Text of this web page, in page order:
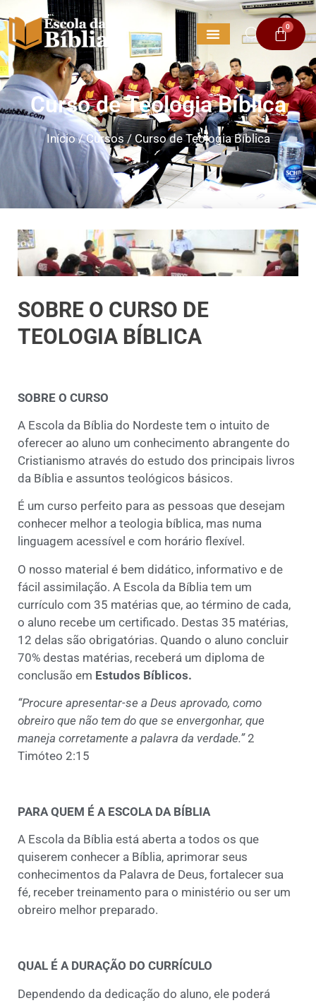
0
Curso de Teologia Bíblica
Início/Cursos/ Curso de Teologia Bíblica
SOBRE O CURSO DE
TEOLOGIA BÍBLICA
SOBRE O CURSO
A Escola da Bíblia do Nordeste tem o intuito de
oferecer ao aluno um conhecimento abrangente do
Cristianismo através do estudo dos principais livros
da Bíblia e assuntos teológicos básicos.
É um curso perfeito para as pessoas que desejam
conhecer melhor a teologia bíblica, mas numa
linguagem acessível e com horário flexível.
O nosso material é bem didático, informativo e de
fácil assimilação. A Escola da Bíblia tem um
currículo com 35 matérias que, ao término de cada,
o aluno recebe um certificado. Destas 35 matérias,
12 delas são obrigatórias. Quando o aluno concluir
70% destas matérias, receberá um diploma de
conclusão em Estudos Bíblicos.
“Procure apresentar-se a Deus aprovado, como
obreiro que não tem do que se envergonhar, que
maneja corretamente a palavra da verdade.”2
Timóteo 2:15
PARA QUEM É A ESCOLA DA BÍBLIA
A Escola da Bíblia está aberta a todos os que
quiserem conhecer a Bíblia, aprimorar seus
conhecimentos da Palavra de Deus, fortalecer sua
fé, receber treinamento para o ministério ou ser um
obreiro melhor preparado.
QUAL É A DURAÇÃO DO CURRÍCULO
Dependendo da dedicação do aluno, ele poderá